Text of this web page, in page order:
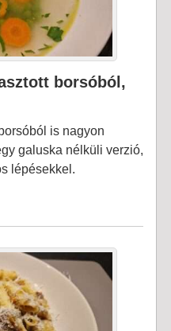
borsóból,
is nagyon
galuska nélküli verzió,
lépésekkel.